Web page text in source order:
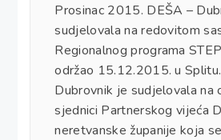
Prosinac 2015. DEŠA –
sudjelovala na redovitom
Regionalnog programa
održao 15.12.2015. u
Dubrovnik je sudjelovala na
sjednici Partnerskog vijeća
neretvanske županije koja